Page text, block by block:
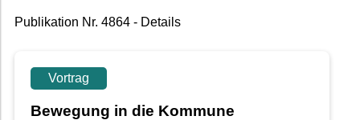
Suche in Publikationen
Newsletter
Publikation Nr. 4864 - Details
Vortrag
Bewegung in die Kommune